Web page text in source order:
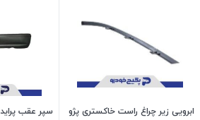
ابرویی زیر چراغ راست خاکستری پژو